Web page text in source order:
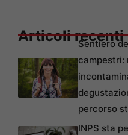
Articoli recenti
Sentiero
campestri:
percorso
INPS sta